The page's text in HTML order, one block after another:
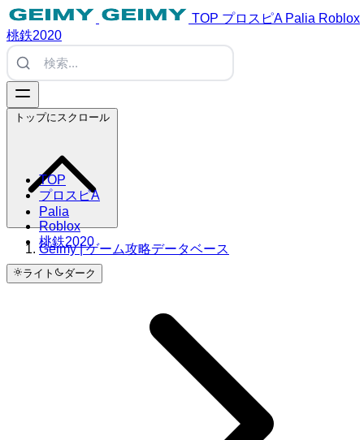
TOP プロスピA Palia Roblox
桃鉄2020
TOP
プロスピA
Palia
Roblox
桃鉄2020
ライト ダーク
トップにスクロール
Geimy | ゲーム攻略データベース